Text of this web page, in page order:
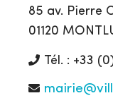
85 av. Pierre
01120
Tél. : +33